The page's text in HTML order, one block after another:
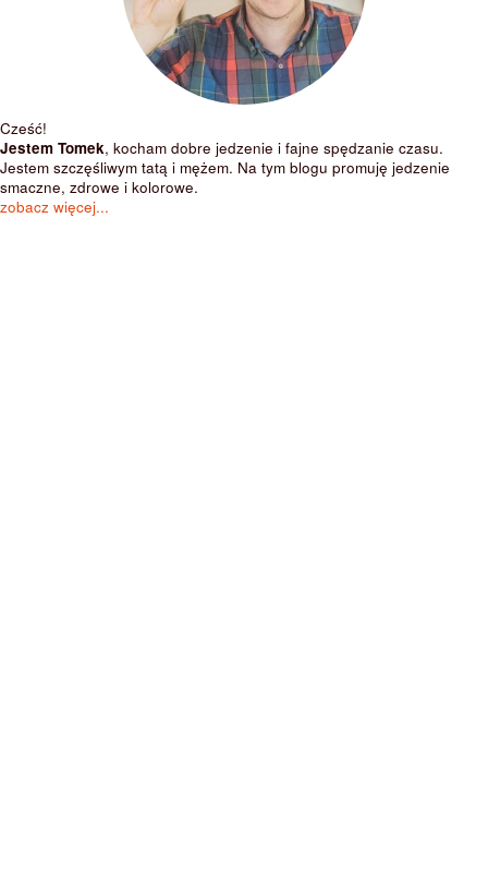
Cześć!
Jestem Tomek, kocham dobre jedzenie i fajne spędzanie czasu.
Jestem szczęśliwym tatą i mężem. Na tym blogu promuję jedzenie
smaczne, zdrowe i kolorowe.
zobacz więcej...